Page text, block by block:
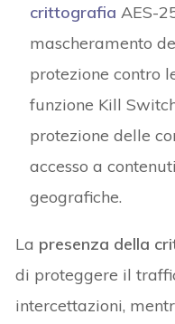
crittografia AES-
mascheramento
protezione contro
funzione Kill
protezione delle
accesso a
geografiche.
La presenza della
di proteggere il
intercettazioni,